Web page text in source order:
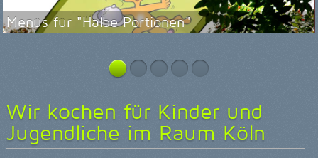
Menüs für "Halbe Portionen"
Wir kochen für Kinder und
Jugendliche im Raum Köln